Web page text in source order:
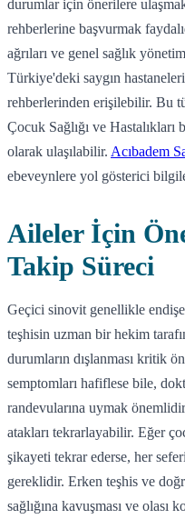
durumlar için önerilere
rehberlerine başvurmak
ağrıları ve genel sağlık
Türkiye'deki saygın
rehberlerinden erişilebilir. Bu
Çocuk Sağlığı ve
olarak ulaşılabilir. Acıbadem
ebeveynlere yol gösterici
Aileler İçin
Takip Süreci
Geçici sinovit genellikle
teşhisin uzman bir hekim
durumların dışlanması kritik
semptomları hafiflese bile,
randevularına uymak
atakları tekrarlayabilir. Eğer
şikayeti tekrar ederse, her
gereklidir. Erken teşhis ve
sağlığına kavuşması ve olası